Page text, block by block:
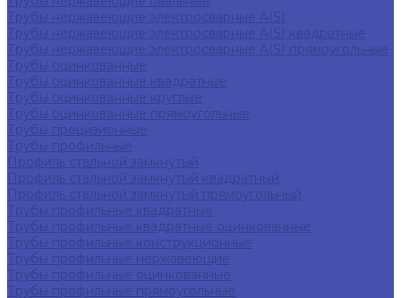
Трубы нержавеющие электросварные AISI
Трубы нержавеющие электросварные AISI квадратные
Трубы нержавеющие электросварные AISI прямоугольные
Трубы оцинкованные
Трубы оцинкованные квадратные
Трубы оцинкованные круглые
Трубы оцинкованные прямоугольные
Трубы прецизионные
Трубы профильные
Профиль стальной замкнутый
Профиль стальной замкнутый квадратный
Профиль стальной замкнутый прямоугольный
Трубы профильные квадратные
Трубы профильные квадратные оцинкованные
Трубы профильные конструкционные
Трубы профильные нержавеющие
Трубы профильные оцинкованные
Трубы профильные прямоугольные